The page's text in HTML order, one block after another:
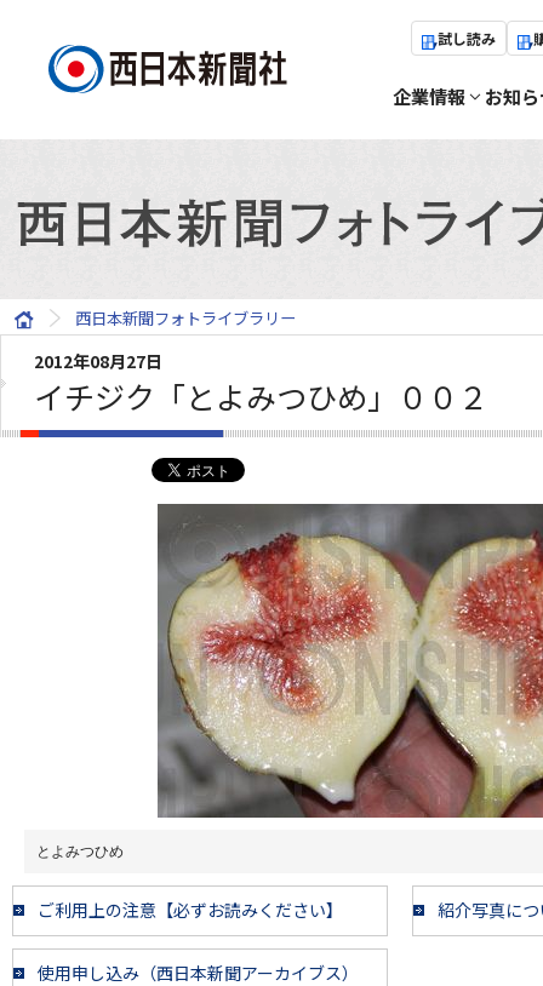
試し読み
企業情報 お知
西日本新聞フォトライブラリー
2012年08月27日
イチジク「とよみつひめ」００２
とよみつひめ
ご利用上の注意【必ずお読みください】 紹介写真に
使用申し込み（西日本新聞アーカイブス）